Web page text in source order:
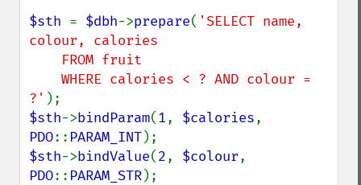
$sth = $dbh->prepare( 'SELECT name,
colour, calories
?'
$sth->bindParam(1, $calories
PDO:: PARAM_INT
$sth->bindValue(2, $colour
PDO:: PARAM_STR